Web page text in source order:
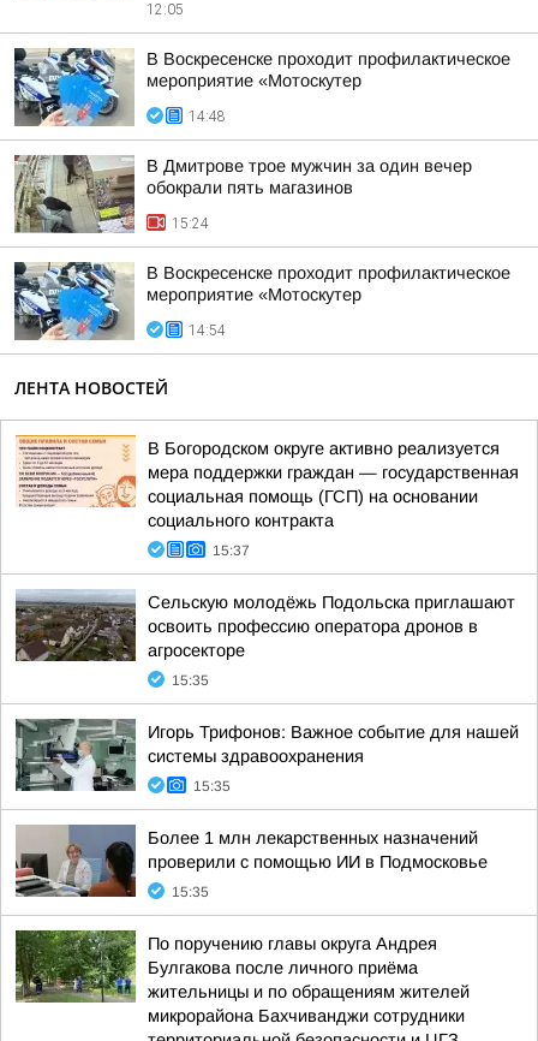
12:05
В Воскресенске проходит профилактическое
мероприятие «Мотоскутер
14:48
В Дмитрове трое мужчин за один вечер
обокрали пять магазинов
15:24
В Воскресенске проходит профилактическое
мероприятие «Мотоскутер
14:54
ЛЕНТА НОВОСТЕЙ
В Богородском округе активно реализуется
мера поддержки граждан — государственная
социальная помощь (ГСП) на основании
социального контракта
15:37
Сельскую молодёжь Подольска приглашают
освоить профессию оператора дронов в
агросекторе
15:35
Игорь Трифонов: Важное событие для нашей
системы здравоохранения
15:35
Более 1 млн лекарственных назначений
проверили с помощью ИИ в Подмосковье
15:35
По поручению главы округа Андрея
Булгакова после личного приёма
жительницы и по обращениям жителей
микрорайона Бахчиванджи сотрудники